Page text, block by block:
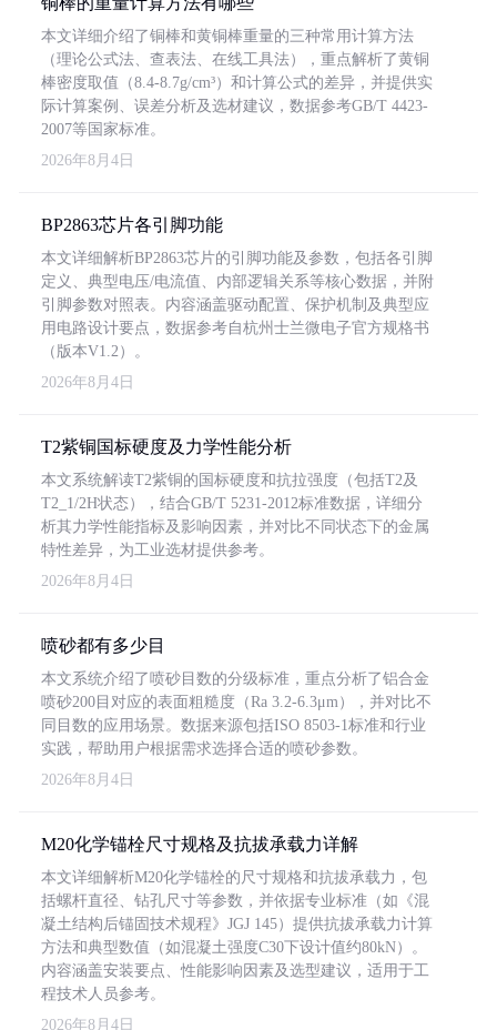
本文详细介绍了铜棒和黄铜棒重量的三种常用计算方法
（理论公式法、查表法、在线工具法），重点解析了黄铜
棒密度取值（8.4-8.7g/cm³）和计算公式的差异，并提供实
际计算案例、误差分析及选材建议，数据参考GB/T 4423-
2007等国家标准。
2026年8月4日
BP2863芯片各引脚功能
本文详细解析BP2863芯片的引脚功能及参数，包括各引脚
定义、典型电压/电流值、内部逻辑关系等核心数据，并附
引脚参数对照表。内容涵盖驱动配置、保护机制及典型应
用电路设计要点，数据参考自杭州士兰微电子官方规格书
（版本V1.2）。
2026年8月4日
T2紫铜国标硬度及力学性能分析
本文系统解读T2紫铜的国标硬度和抗拉强度（包括T2及
T2_1/2H状态），结合GB/T 5231-2012标准数据，详细分
析其力学性能指标及影响因素，并对比不同状态下的金属
特性差异，为工业选材提供参考。
2026年8月4日
喷砂都有多少目
本文系统介绍了喷砂目数的分级标准，重点分析了铝合金
喷砂200目对应的表面粗糙度（Ra 3.2-6.3μm），并对比不
同目数的应用场景。数据来源包括ISO 8503-1标准和行业
实践，帮助用户根据需求选择合适的喷砂参数。
2026年8月4日
M20化学锚栓尺寸规格及抗拔承载力详解
本文详细解析M20化学锚栓的尺寸规格和抗拔承载力，包
括螺杆直径、钻孔尺寸等参数，并依据专业标准（如《混
凝土结构后锚固技术规程》JGJ 145）提供抗拔承载力计算
方法和典型数值（如混凝土强度C30下设计值约80kN）。
内容涵盖安装要点、性能影响因素及选型建议，适用于工
程技术人员参考。
2026年8月4日